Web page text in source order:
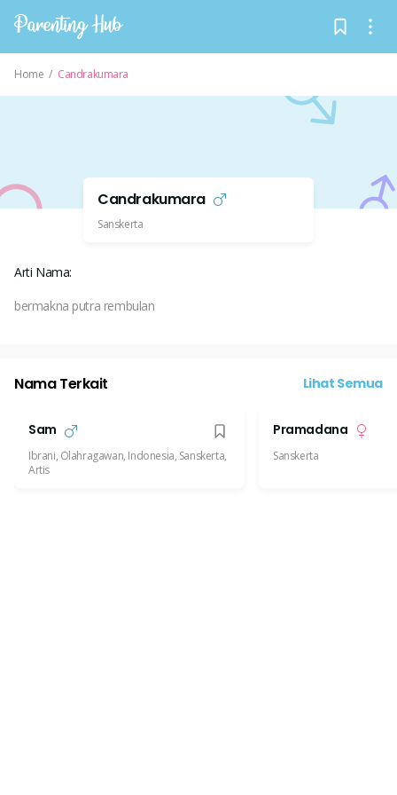
Home / Candrakumara
Candrakumara
Sanskerta
Arti Nama:
bermakna putra rembulan
Nama Terkait Lihat Semua
Sam
Ibrani, Olahragawan, Indonesia, Sanskerta,
Artis
Pramadana
Sanskerta